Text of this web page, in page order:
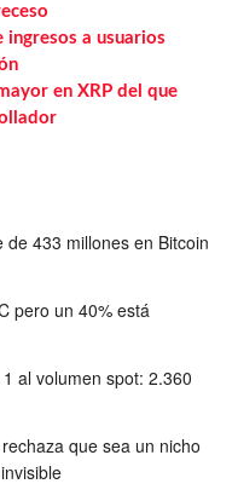
ingresos a usuarios
en XRP del que
433 millones en Bitcoin
pero un 40% está
al volumen spot: 2.360
que sea un nicho